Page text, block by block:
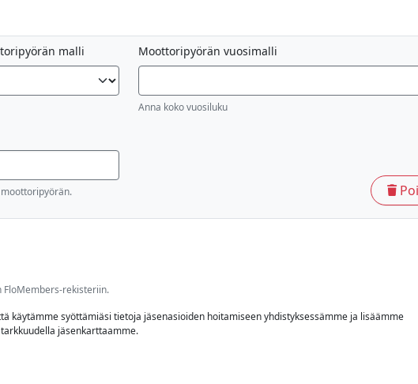
malli Moottoripyörän vuosimalli
Anna koko vuosiluku
FloMembers-rekisteriin.
käytämme syöttämiäsi tietoja jäsenasioiden hoitamiseen yhdistyksessämme ja lisäämme
jäsenkarttaamme.